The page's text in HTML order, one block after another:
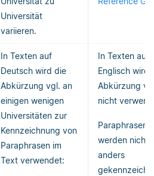
Universität
variieren.
In Texten auf
Deutsch wird die
Abkürzung vgl. an
einigen wenigen
Universitäten zur
Kennzeichnung von
Paraphrasen im
Text verwendet:
In Texten auf
Englisch wird
Abkürzung
nicht
Paraphrasen
werden nicht
anders